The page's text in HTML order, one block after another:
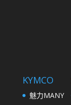
KYMCO
魅力MANY